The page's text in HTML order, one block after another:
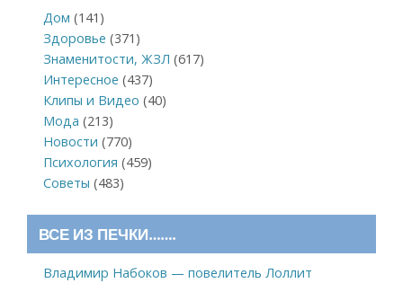
Дом (141)
Здоровье (371)
Знаменитости, ЖЗЛ (617)
Интересное (437)
Клипы и Видео (40)
Мода (213)
Новости (770)
Психология (459)
Советы (483)
ВСЕ ИЗ ПЕЧКИ…….
Владимир Набоков — повелитель Лоллит